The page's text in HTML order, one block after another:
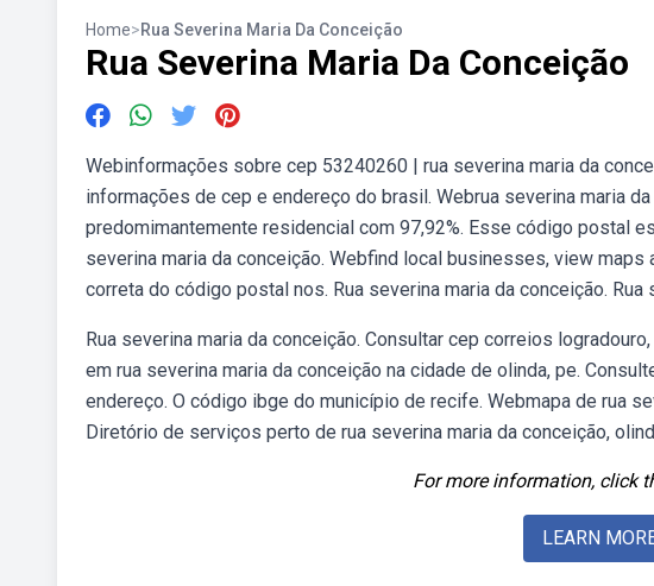
Home>Rua Severina Maria Da Conceição
Rua Severina Maria Da Conceição
Webinformações sobre cep 53240260 | rua severina maria da
informações de cep e endereço do brasil. Webrua severina maria
predomimantemente residencial com 97,92%. Esse código postal
severina maria da conceição. Webfind local businesses, view
correta do código postal nos. Rua severina maria da conceição. Rua
Rua severina maria da conceição. Consultar cep correios
em rua severina maria da conceição na cidade de olinda, pe.
endereço. O código ibge do município de recife. Webmapa de rua
Diretório de serviços perto de rua severina maria da conceição,
For more information, click
LEARN